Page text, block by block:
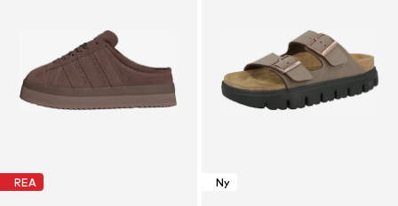
REA Ny